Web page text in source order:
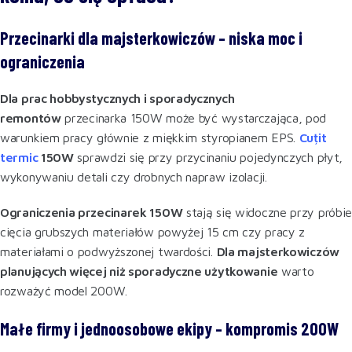
Przecinarki dla majsterkowiczów – niska moc i
ograniczenia
Dla prac hobbystycznych i sporadycznych
remontówprzecinarka 150W może być wystarczająca, pod
warunkiem pracy głównie z miękkim styropianem EPS. Cuțit
termic150Wsprawdzi się przy przycinaniu pojedynczych płyt,
wykonywaniu detali czy drobnych napraw izolacji.
Ograniczenia przecinarek 150Wstają się widoczne przy próbie
cięcia grubszych materiałów powyżej 15 cm czy pracy z
materiałami o podwyższonej twardości. Dla majsterkowiczów
planujących więcej niż sporadyczne użytkowanie warto
rozważyć model 200W.
Małe firmy i jednoosobowe ekipy – kompromis 200W